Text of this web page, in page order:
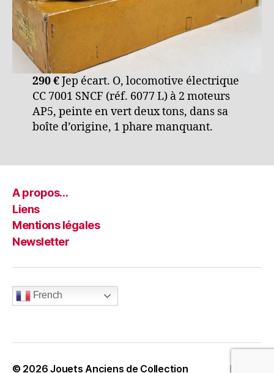
290 €Jep écart. O, locomotive électrique
CC 7001 SNCF (réf. 6077 L) à 2 moteurs
AP5, peinte en vert deux tons, dans sa
boîte d’origine, 1 phare manquant.
A propos…
Liens
Mentions légales
Newsletter
French
© 2026Jouets Anciens de Collection Haut